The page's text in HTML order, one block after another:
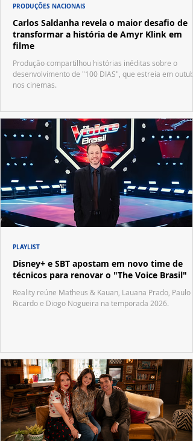
Carlos Saldanha revela o maior desafio de
transformar a história de Amyr Klink em
filme
Produção compartilhou histórias inéditas sobre o
desenvolvimento de "100 DIAS", que estreia em
nos cinemas.
PRODUÇÕES NACIONAIS
Disney+ e SBT apostam em novo time de
técnicos para renovar o "The Voice Brasil"
Reality reúne Matheus & Kauan, Lauana Prado, Paulo
Ricardo e Diogo Nogueira na temporada 2026.
PLAYLIST